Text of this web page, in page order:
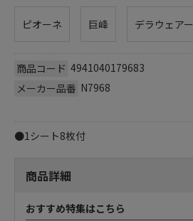
ピオーネ 巨峰 デラウェアー
商品コード 4941040179683
メーカー品番 N7968
●1シート8枚付
商品詳細
おすすめ特集はこちら